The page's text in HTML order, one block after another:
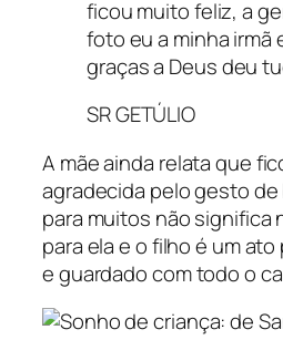
ficou muito feliz, a
foto eu a minha irmã
graças a Deus deu
SR GETÚLIO
A mãe ainda relata que
agradecida pelo gesto
para muitos não significa
para ela e o filho é um
e guardado com todo o